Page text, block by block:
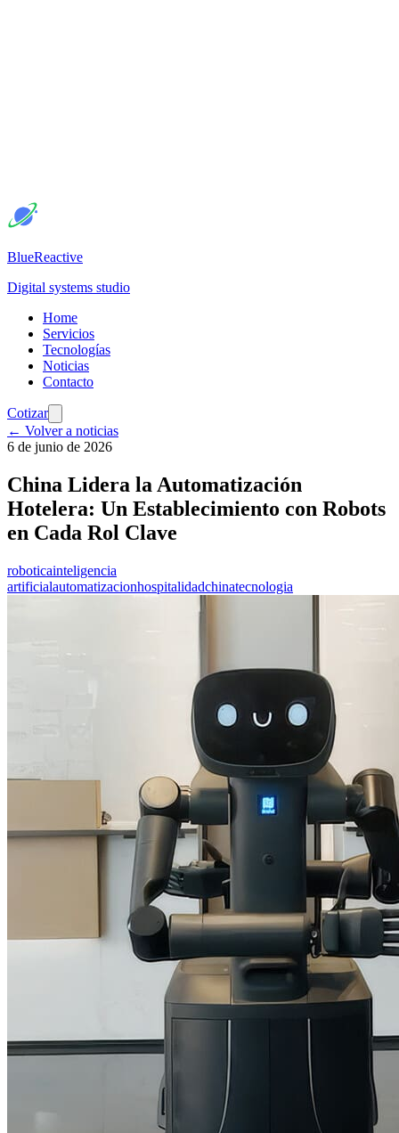
BlueReactive
Digital systems studio
Home
Servicios
Tecnologías
Noticias
Contacto
Cotizar
← Volver a noticias
6 de junio de 2026
China Lidera la Automatización
Hotelera: Un Establecimiento con Robots
en Cada Rol Clave
roboticainteligencia
artificialautomatizacionhospitalidadchinatecnologia